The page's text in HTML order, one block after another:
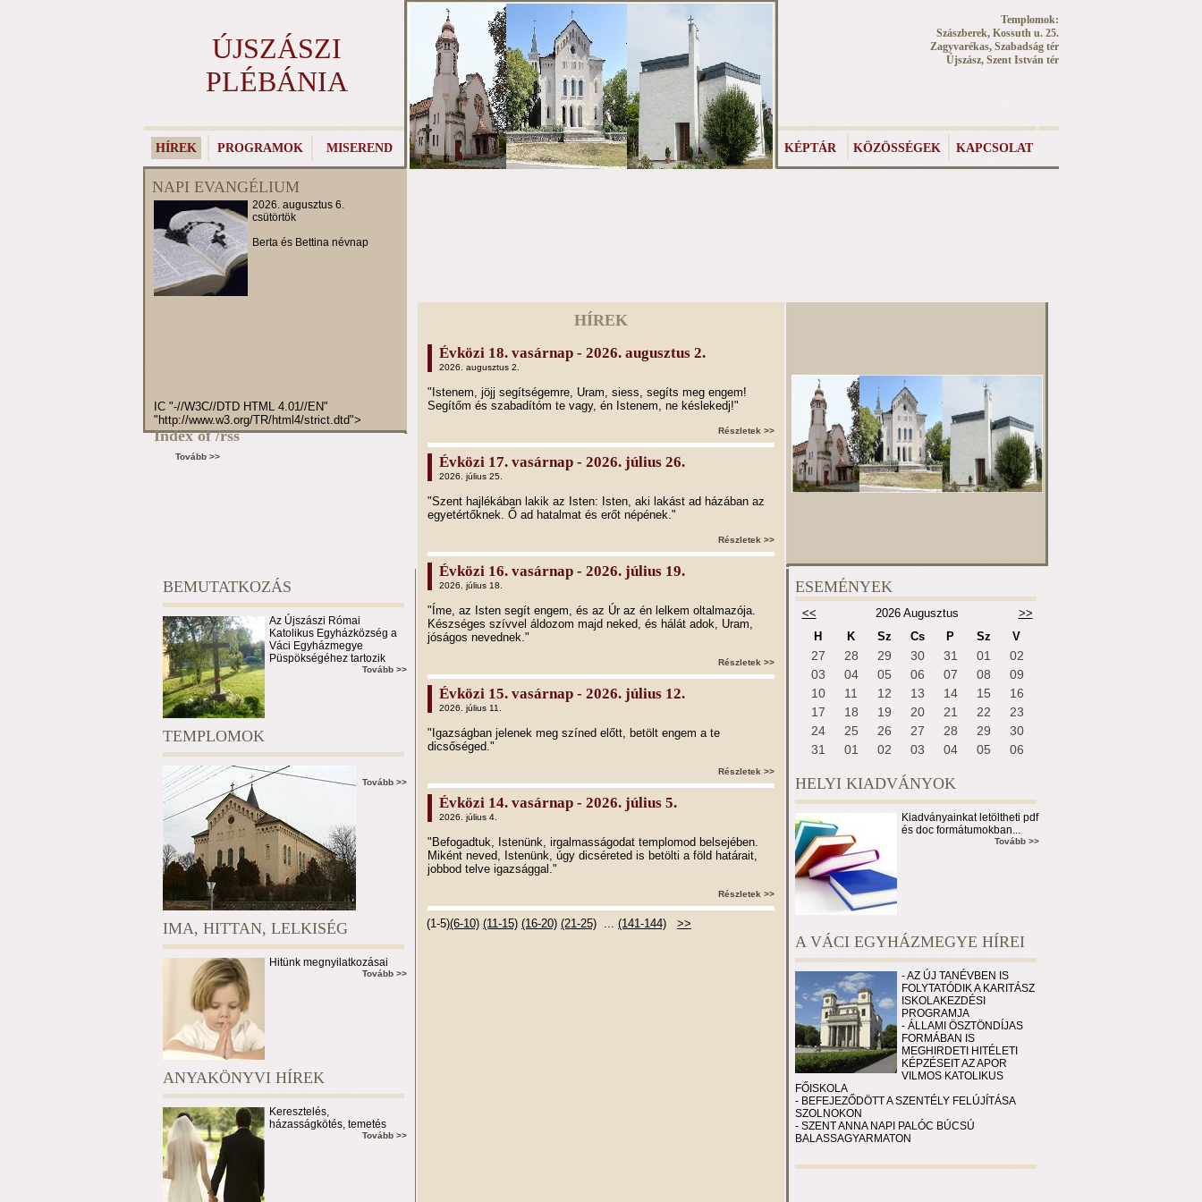
ÚJSZÁSZI
PLÉBÁNIA
Templomok:
Szászberek, Kossuth u. 25.
Zagyvarékas, Szabadság tér
Újszász, Szent István tér
HÍREK PROGRAMOK MISEREND KÉPTÁR KÖZÖSSÉGEK KAPCSOLAT
NAPI EVANGÉLIUM
2026. augusztus 6.
csütörtök
Berta és Bettina névnap
IC "-//W3C//DTD HTML 4.01//EN"
"http://www.w3.org/TR/html4/strict.dtd">
Index of /rss
Tovább >>
HÍREK
Évközi 18. vasárnap - 2026. augusztus 2.
2026. augusztus 2.
"Istenem, jöjj segítségemre, Uram, siess, segíts meg engem!
Segítőm és szabadítóm te vagy, én Istenem, ne késlekedj!"
Részletek >>
Évközi 17. vasárnap - 2026. július 26.
2026. július 25.
"Szent hajlékában lakik az Isten: Isten, aki lakást ad házában az
egyetértőknek. Ő ad hatalmat és erőt népének."
Részletek >>
Évközi 16. vasárnap - 2026. július 19.
2026. július 18.
"Íme, az Isten segít engem, és az Úr az én lelkem oltalmazója.
Készséges szívvel áldozom majd neked, és hálát adok, Uram,
jóságos nevednek."
Részletek >>
Évközi 15. vasárnap - 2026. július 12.
2026. július 11.
"Igazságban jelenek meg színed előtt, betölt engem a te
dicsőséged."
Részletek >>
Évközi 14. vasárnap - 2026. július 5.
2026. július 4.
"Befogadtuk, Istenünk, irgalmasságodat templomod belsejében.
Miként neved, Istenünk, úgy dicséreted is betölti a föld határait,
jobbod telve igazsággal."
Részletek >>
(1-5)(6-10) (11-15) (16-20) (21-25) ... (141-144) >>
BEMUTATKOZÁS
Az Újszászi Római
Katolikus Egyházközség a
Váci Egyházmegye
Püspökségéhez tartozik
Tovább >>
TEMPLOMOK
Tovább >>
IMA, HITTAN, LELKISÉG
Hitünk megnyilatkozásai
Tovább >>
ANYAKÖNYVI HÍREK
Keresztelés,
házasságkötés, temetés
Tovább >>
ESEMÉNYEK
<< 2026 Augusztus
>>
H
K Sz Cs P Sz V
27 28 29 30 31 01
02
03
04 05 06 07 08
09
10
11 12 13 14 15
16
17
18 19 20 21 22
23
24
25 26 27 28 29
30
31
01 02 03 04 05 06
HELYI KIADVÁNYOK
Kiadványainkat letöltheti pdf
és doc formátumokban...
Tovább >>
A VÁCI EGYHÁZMEGYE HÍREI
- AZ ÚJ TANÉVBEN IS
FOLYTATÓDIK A KARITÁSZ
ISKOLAKEZDÉSI
PROGRAMJA
- ÁLLAMI ÖSZTÖNDÍJAS
FORMÁBAN IS
MEGHIRDETI HITÉLETI
KÉPZÉSEIT AZ APOR
VILMOS KATOLIKUS
FŐISKOLA
- BEFEJEZŐDÖTT A SZENTÉLY FELÚJÍTÁSA
SZOLNOKON
- SZENT ANNA NAPI PALÓC BÚCSÚ
BALASSAGYARMATON